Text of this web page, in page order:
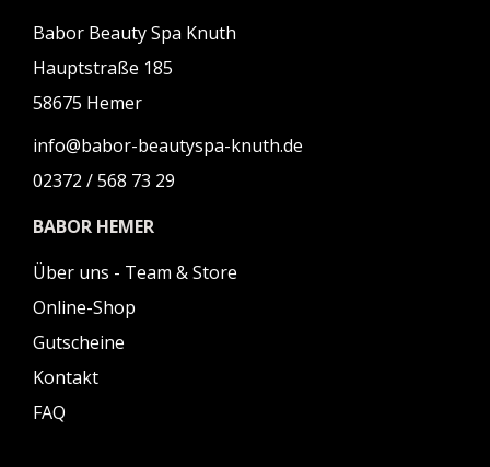
Babor Beauty Spa Knuth
Hauptstraße 185
58675 Hemer
info@babor-beautyspa-knuth.de
02372 / 568 73 29
BABOR HEMER
Über uns - Team & Store
Online-Shop
Gutscheine
Kontakt
FAQ